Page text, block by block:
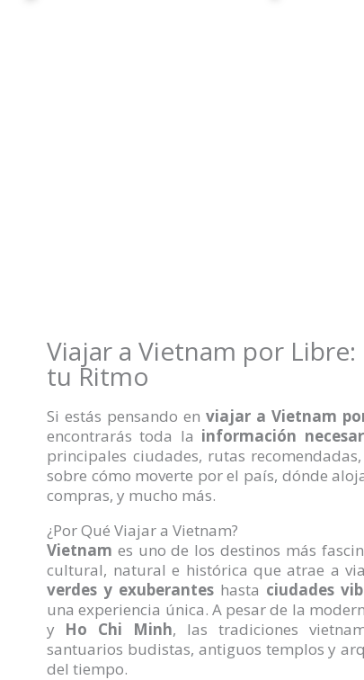
Viajar a Vietnam por
tu Ritmo
Si estás pensando enviajar a Vietnam
encontrarás toda la información
principales ciudades, rutas
sobre cómo moverte por el país, dónde
compras, y mucho más.
¿Por Qué Viajar a Vietnam?
Vietnam es uno de los destinos más
cultural, natural e histórica que atrae a
verdes y exuberantes hasta ciudades
una experiencia única. A pesar de la
y Ho Chi Minh, las tradiciones
santuarios budistas, antiguos templos y
del tiempo.